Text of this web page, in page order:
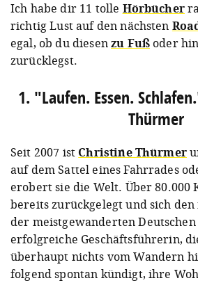
Ich habe dir 11 tolle Hörbücher
richtig Lust auf den nächsten
egal, ob du diesenzu Fuß oder
zurücklegst.
1. "Laufen. Essen.
Thürmer
Seit 2007 ist Christine Thürmer
auf dem Sattel eines Fahrrades
erobert sie die Welt. Über 80.000
bereits zurückgelegt und sich
der meistgewanderten
erfolgreiche Geschäftsführerin,
überhaupt nichts vom Wandern
folgend spontan kündigt, ihre